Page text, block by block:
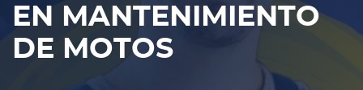
EN MANTENIMIENTO
DE MOTOS